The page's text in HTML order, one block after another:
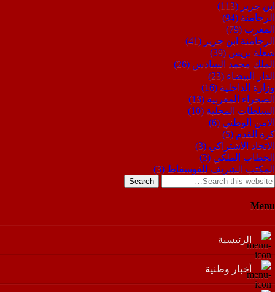
ابن جرير (113)
الرحامنة (94)
المغرب (79)
الرحامنة ابن جرير (41)
شعلة بريس (39)
الملك محمد السادس (26)
الدار البيضاء (23)
وزارة الداخلية (16)
الصحراء المغربية (13)
السلطات المحلية (10)
الامن الوطني (6)
كرة القدم (5)
الاتحاد الاشتراكي (3)
الخطاب الملكي (3)
المكتب الشريف للفوسفاط (3)
Search
Menu
الرئيسية
أخبار وطنية